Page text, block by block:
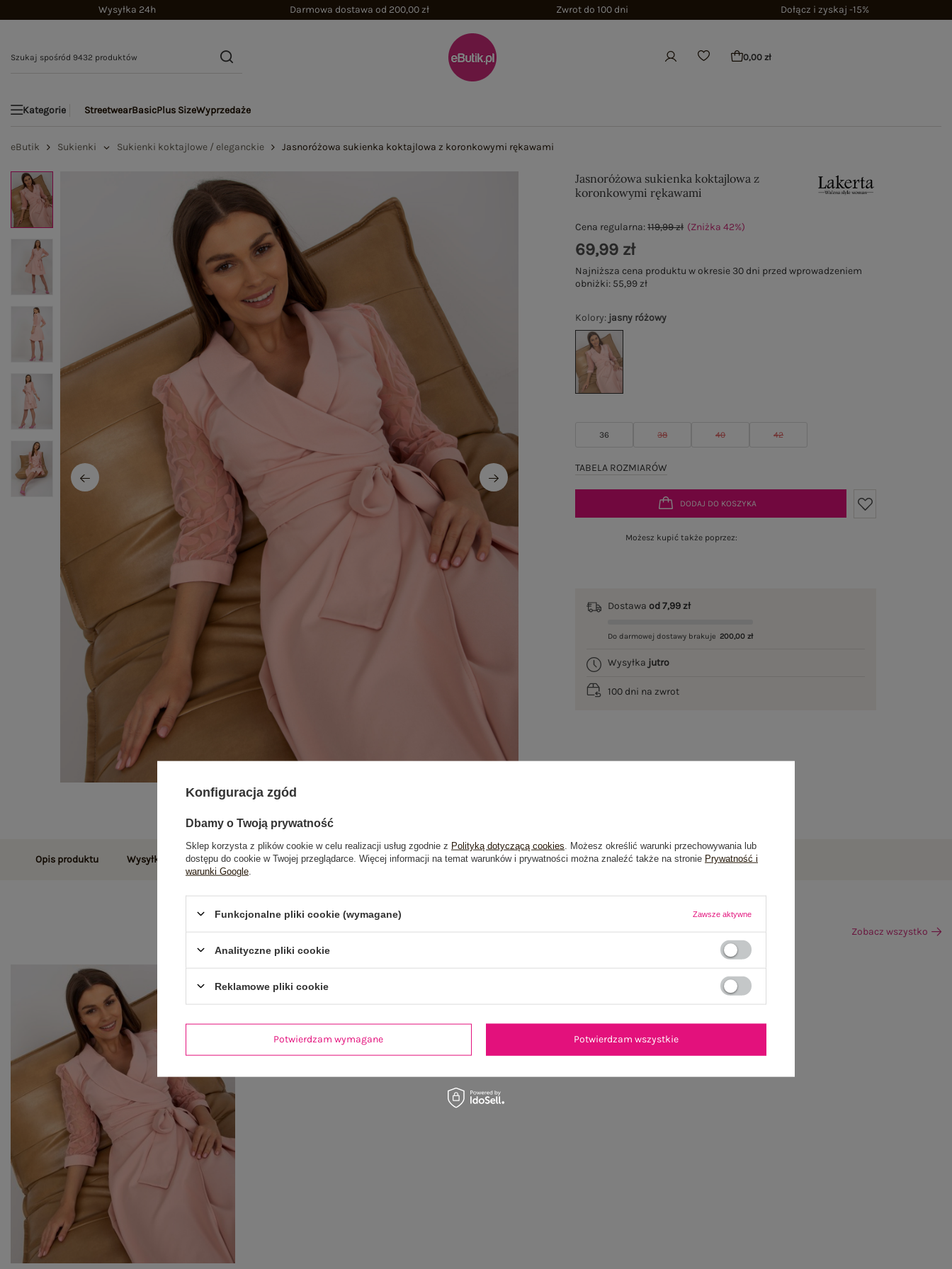
Wysyłka 24h Darmowa dostawa od 200,00 zł Zwrot do 100 dni Dołącz i zyskaj -15%
0,00 zł
Kategorie StreetwearBasicPlus SizeWyprzedaże
eButik Sukienki Sukienki koktajlowe / eleganckie Jasnoróżowa sukienka koktajlowa z koronkowymi rękawami
Jasnoróżowa sukienka koktajlowa z
koronkowymi rękawami
Kolory: jasny różowy
36 38 40 42
TABELA ROZMIARÓW
Cena regularna:119,99 zł (Zniżka42%)
69,99 zł
Najniższa cena produktu w okresie 30 dni przed wprowadzeniem
obniżki: 55,99 zł
DODAJ DO KOSZYKA
Możesz kupić także poprzez:
Dostawaod 7,99 zł
Do darmowej dostawy brakuje 200,00 zł
Wysyłka jutro
100 dni na zwrot
Opis produktu Wysyłka i dostawa Zwroty i reklamacje Opinie o produkcie(0)
Zobacz wszystko
Konfiguracja zgód
Dbamy o Twoją prywatność
Sklep korzysta z plików cookie w celu realizacji usług zgodnie z Polityką dotyczącą cookies . Możesz określić warunki przechowywania lub
dostępu do cookie w Twojej przeglądarce. Więcej informacji na temat warunków i prywatności można znaleźć także na stronie Prywatność i
warunki Google
Funkcjonalne pliki cookie (wymagane) Zawsze aktywne
Analityczne pliki cookie
Reklamowe pliki cookie
Potwierdzam wymagane Potwierdzam wszystkie